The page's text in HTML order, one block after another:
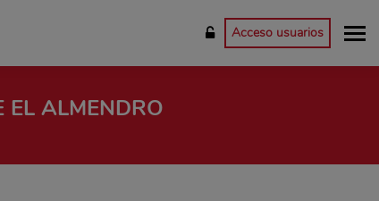
Acceso usuarios
EL ALMENDRO